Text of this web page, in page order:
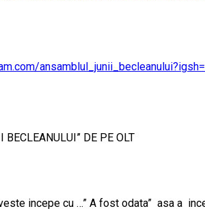
DE PE OLT
incepe cu …” A fost odata” asa a